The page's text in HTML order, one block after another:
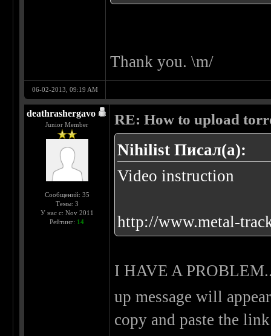
Thank you. \m/
06-02-2013, 09:19 AM
deathrashergavo
Junior Member
Сообщений: 35
Темы: 3
У нас с: Nov 2011
Рейтинг: 14
RE: How to upload
Nihilist Писал(а):
Video instruction
http://www.metal-
I HAVE A
up message will
copy and paste the